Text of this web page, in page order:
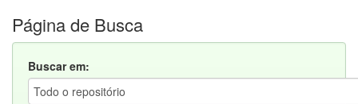
Página de Busca
Buscar em: